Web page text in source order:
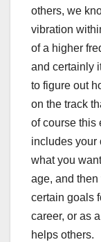
others, we
vibration
of a higher
and certainly
to figure out
on the track
of course this
includes your
what you
age, and
certain goals
career, or as
helps others.